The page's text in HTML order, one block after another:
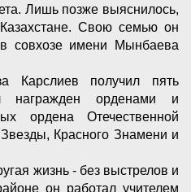
Лишь позже выяснилось,
Свою семью он
совхозе имени Мынбаева
Карслиев получил пять
награжден орденами и
ордена Отечественной
Красного Знамени и
жизнь - без выстрелов и
он работал учителем